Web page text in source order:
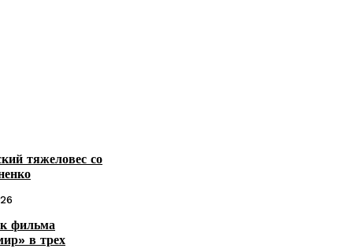
тяжеловес со
фильма
в трех